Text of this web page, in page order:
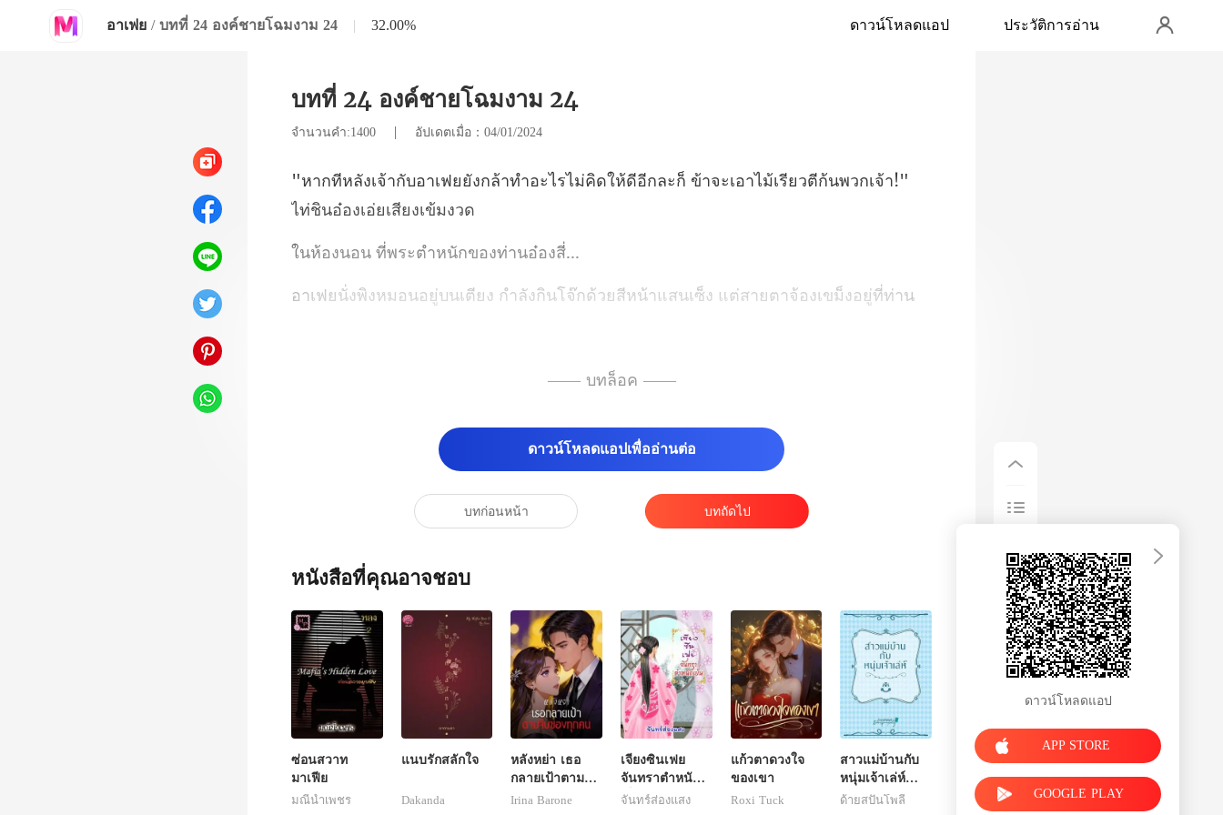
อาเฟย / บทที่ 24 องค์ชายโฉมงาม 24 | 32.00% ดาวน์โหลดแอป ประวัติการอ่าน
บทที่ 24 องค์ชายโฉมงาม 24
จำนวนคำ:1400 | อัปเดตเมื่อ：04/01/2024
่คิดให้ดีอีกละก็ ข้าจะเอาไม้เรียวตีก้
่พระตำหนักของ
ตาจ้องเขม็งอยู่ที่ท่าน
—— บทล็อค ——
ดาวน์โหลดแอปเพื่ออ่านต่อ
บทก่อนหน้า บทถัดไป
หนังสือที่คุณอาจชอบ
ซ่อนสวาท
มาเฟีย
มณีน้ำเพชร
แนบรักสลักใจ
Dakanda
หลังหย่า เธอ
กลายเป้าตามจีบ
ของทุกคน
Irina Barone
เจียงซินเฟย
จันทราตำหนัก
เย็น
จันทร์ส่องแสง
แก้วตาดวงใจ
ของเขา
Roxi Tuck
สาวแม่บ้านกับ
หนุ่มเจ้าเล่ห์
(NC)
ด้ายสปันโพลี
ดาวน์โหลดแอป
APP STORE
GOOGLE PLAY